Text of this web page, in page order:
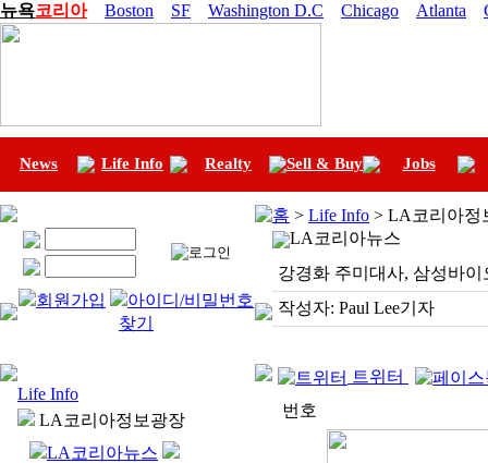
뉴욕코리아 Boston SF Washington D.C Chicago Atlanta
News Life Info Realty Sell & Buy Jobs
회원가입
아이디/비밀번호
찾기
Life Info
LA코리아정보광장
LA코리아뉴스
홈 > Life Info > LA코리아정
LA코리아뉴스
강경화 주미대사, 삼성바
작성자: Paul Lee기자
트위터
번호